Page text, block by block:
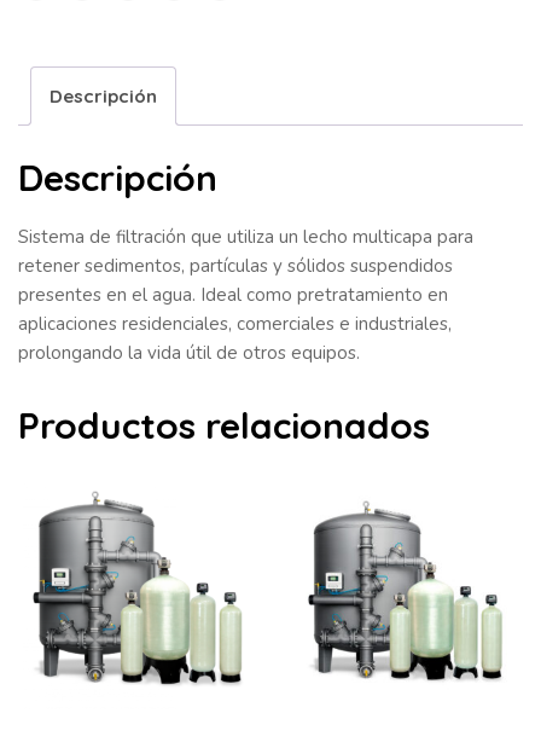
Descripción
Descripción
Sistema de filtración que utiliza un lecho multicapa para
retener sedimentos, partículas y sólidos suspendidos
presentes en el agua. Ideal como pretratamiento en
aplicaciones residenciales, comerciales e industriales,
prolongando la vida útil de otros equipos.
Productos relacionados